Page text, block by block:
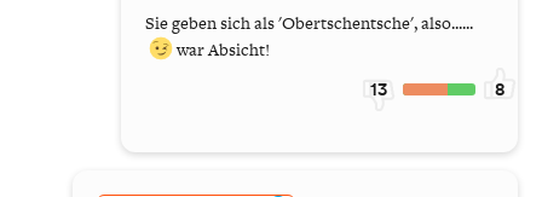
Sie geben sich als 'Obertschentsche', also......
war Absicht!
13 8